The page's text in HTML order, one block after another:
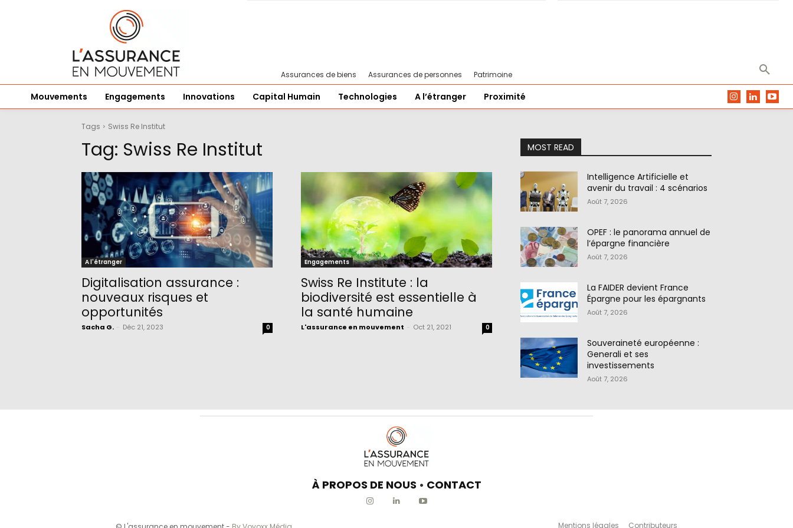
Assurances de biens Assurances de personnes Patrimoine
Mouvements Engagements Innovations Capital Humain Technologies A l’étranger Proximité
Tags Swiss Re Institut
Tag: Swiss Re Institut
A l'étranger
Digitalisation assurance :
nouveaux risques et
opportunités
Sacha G. Déc 21, 2023 0
Engagements
Swiss Re Institute : la
biodiversité est essentielle à
la santé humaine
L'assurance en mouvement Oct 21, 2021 0
MOST READ
Intelligence Artificielle et
avenir du travail : 4 scénarios
Août 7, 2026
OPEF : le panorama annuel de
l’épargne financière
Août 7, 2026
La FAIDER devient France
Épargne pour les épargnants
Août 7, 2026
Souveraineté européenne :
Generali et ses
investissements
Août 7, 2026
À PROPOS DE NOUS • CONTACT
Mentions légales Contributeurs